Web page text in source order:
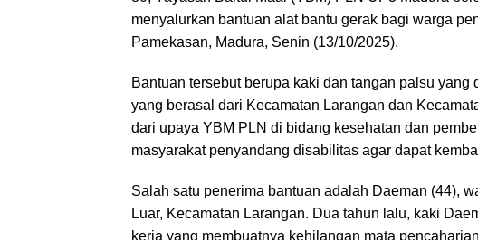
menyalurkan bantuan alat bantu gerak bagi warga
Pamekasan, Madura, Senin (13/10/2025).
Bantuan tersebut berupa kaki dan tangan palsu
yang berasal dari Kecamatan Larangan dan
dari upaya YBM PLN di bidang kesehatan dan
masyarakat penyandang disabilitas agar dapat
Salah satu penerima bantuan adalah Daeman (44),
Luar, Kecamatan Larangan. Dua tahun lalu, kaki
kerja yang membuatnya kehilangan mata